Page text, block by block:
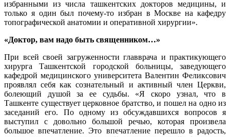
избранными из числа ташкентских докторов медицины, и
только я один был почему-то избран в Москве на кафедру
топографической анатомии и оперативной хирургии».
«Доктор, вам надо быть священником…»
При всей своей загруженности главврача и практикующего
хирурга Ташкентской городской больницы, заведующего
кафедрой медицинского университета Валентин Феликсович
проявлял себя как сознательный и активный член Церкви,
болеющий душой за ее судьбы. «Я скоро узнал, что в
Ташкенте существует церковное братство, и пошел на одно из
заседаний его. По одному из обсуждавшихся вопросов я
выступил с довольно большой речью, которая произвела
большое впечатление. Это впечатление перешло в радость,